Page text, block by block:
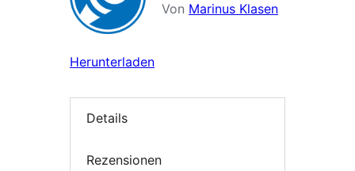
Von Marinus Klasen
Herunterladen
Details
Rezensionen